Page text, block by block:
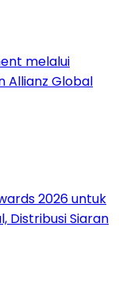
melalui
Allianz Global
2026 untuk
Distribusi Siaran